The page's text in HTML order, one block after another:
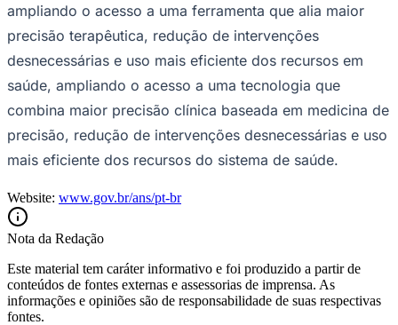
ampliando o acesso a uma ferramenta que alia maior
precisão terapêutica, redução de intervenções
desnecessárias e uso mais eficiente dos recursos em
saúde, ampliando o acesso a uma tecnologia que
combina maior precisão clínica baseada em medicina de
precisão, redução de intervenções desnecessárias e uso
mais eficiente dos recursos do sistema de saúde.
Website: www.gov.br/ans/pt-br
Nota da Redação
Este material tem caráter informativo e foi produzido a partir de
conteúdos de fontes externas e assessorias de imprensa. As
informações e opiniões são de responsabilidade de suas respectivas
fontes.